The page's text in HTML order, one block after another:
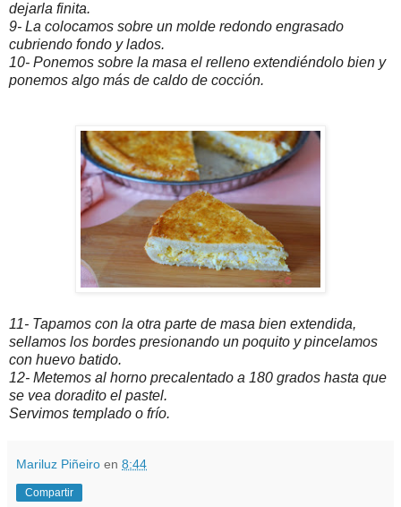
dejarla finita.
9- La colocamos sobre un molde redondo engrasado
cubriendo fondo y lados.
10- Ponemos sobre la masa el relleno extendiéndolo bien y
ponemos algo más de caldo de cocción.
11- Tapamos con la otra parte de masa bien extendida,
sellamos los bordes presionando un poquito y pincelamos
con huevo batido.
12- Metemos al horno precalentado a 180 grados hasta que
se vea doradito el pastel.
Servimos templado o frío.
Mariluz Piñeiro en 8:44
Compartir